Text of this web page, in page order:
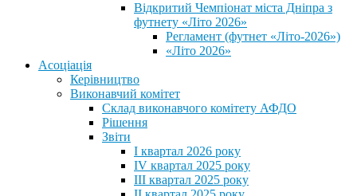
Відкритий Чемпіонат міста Дніпра з
футнету «Літо 2026»
Регламент (футнет «Літо-2026»)
«Літо 2026»
Асоціація
Керівництво
Виконавчий комітет
Склад виконавчого комітету АФДО
Рішення
Звіти
I квартал 2026 року
IV квартал 2025 року
III квартал 2025 року